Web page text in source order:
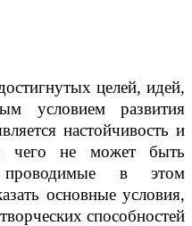
целей, идей,
условием развития
настойчивость и
чего не может быть
проводимые в этом
основные условия,
способностей